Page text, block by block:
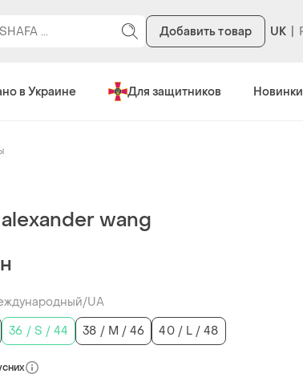
Добавить товар UK
в Украине Для защитников Новинки
wang
UA
36 / S / 44 38 / M / 46 40 / L / 48